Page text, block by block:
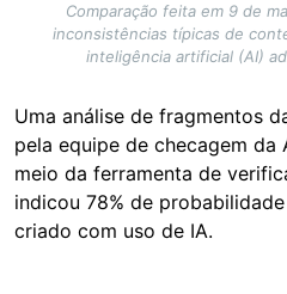
Comparação feita em 9 de
inconsistências típicas de
inteligência artificial (AI)
Uma análise de fragmentos
pela equipe de checagem da
meio da ferramenta de
indicou 78% de
criado com uso de IA.